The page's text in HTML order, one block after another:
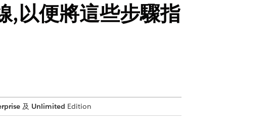
,以便將這些步驟指
及 Unlimited Edition